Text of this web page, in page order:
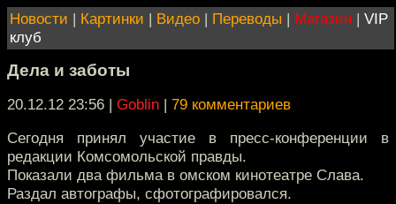
Новости | Картинки | Видео | Переводы | Магазин | VIP
клуб
Дела и заботы
20.12.12 23:56 | Goblin | 79 комментариев
Сегодня принял участие в пресс-конференции в
редакции Комсомольской правды.
Показали два фильма в омском кинотеатре Слава.
Раздал автографы, сфотографировался.